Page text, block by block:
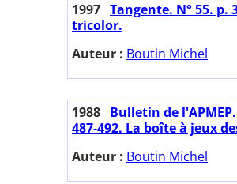
1997 Tangente. N° 55. p.
tricolor.
Auteur : Boutin Michel
1988 Bulletin de l'APMEP.
487-492. La boîte à jeux
Auteur : Boutin Michel